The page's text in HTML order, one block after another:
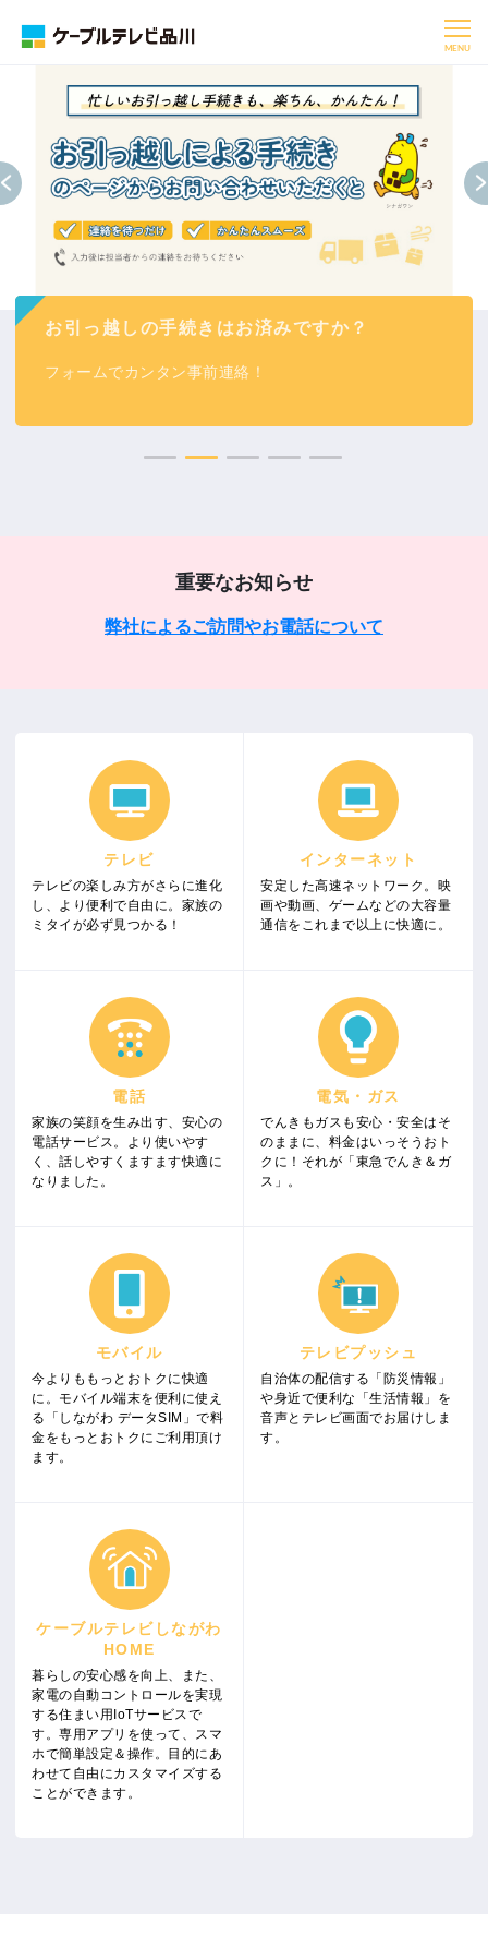
MENU
お引っ越しの手続きはお済みですか？
フォームでカンタン事前連絡！
重要なお知らせ
弊社によるご訪問やお電話について
テレビ
テレビの楽しみ方がさらに進化
し、より便利で自由に。家族の
ミタイが必ず見つかる！
インターネット
安定した高速ネットワーク。映
画や動画、ゲームなどの大容量
通信をこれまで以上に快適に。
電話
家族の笑顔を生み出す、安心の
電話サービス。より使いやす
く、話しやすくますます快適に
なりました。
電気・ガス
でんきもガスも安心・安全はそ
のままに、料金はいっそうおト
クに！それが「東急でんき＆ガ
ス」。
モバイル
今よりももっとおトクに快適
に。モバイル端末を便利に使え
る「しながわ データSIM」で料
金をもっとおトクにご利用頂け
ます。
テレビプッシュ
自治体の配信する「防災情報」
や身近で便利な「生活情報」を
音声とテレビ画面でお届けしま
す。
ケーブルテレビしながわ
HOME
暮らしの安心感を向上、また、
家電の自動コントロールを実現
する住まい用IoTサービスで
す。専用アプリを使って、スマ
ホで簡単設定＆操作。目的にあ
わせて自由にカスタマイズする
ことができます。